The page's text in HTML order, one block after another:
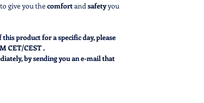
give you thecomfortand safetyyou
product for a specific day, please
CET/CEST .
by sending you an e-mail that